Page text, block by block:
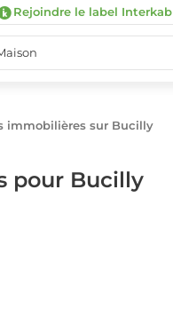
Rejoindre le label Interkab
immobilières sur Bucilly
pour Bucilly